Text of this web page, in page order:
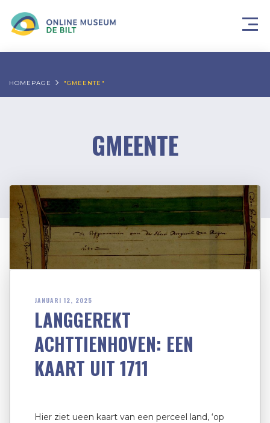
HOMEPAGE "GMEENTE"
GMEENTE
JANUARI 12, 2025
LANGGEREKT
ACHTTIENHOVEN: EEN
KAART UIT 1711
Hier ziet ueen kaart van een perceel land, ‘op